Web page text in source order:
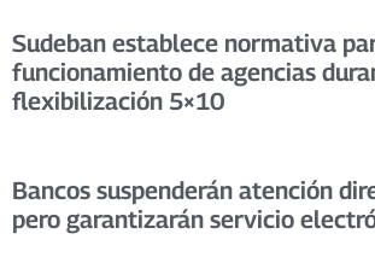
Sudeban establece normativa
funcionamiento de agencias
flexibilización 5×10
Bancos suspenderán atención
pero garantizarán servicio